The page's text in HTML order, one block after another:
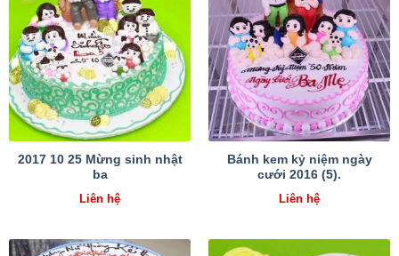
2017 10 25 Mừng sinh nhật
ba
Liên hệ
Bánh kem kỷ niệm ngày
cưới 2016 (5).
Liên hệ